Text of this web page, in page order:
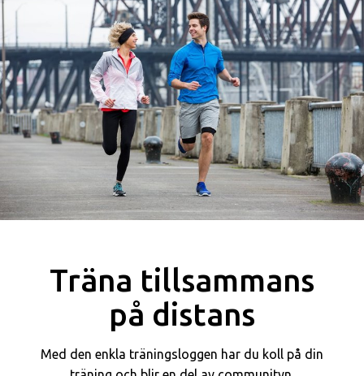
Träna tillsammans
på distans
Med den enkla träningsloggen har du koll på din